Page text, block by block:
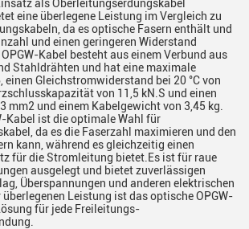
als Oberleitungserdungskabel
eine überlegene Leistung im Vergleich zu
da es optische Fasern enthält und
und einen geringeren Widerstand
Kabel besteht aus einem Verbund aus
Stahldrähten und hat eine maximale
einen Gleichstromwiderstand bei 20 °C von
von 11,5 kN.S und einen
mm2 und einem Kabelgewicht von 3,45 kg.
Kabel ist die optimale Wahl für
da es die Faserzahl maximieren und den
kann, während es gleichzeitig einen
für die Stromleitung bietet.Es ist für raue
ausgelegt und bietet zuverlässigen
Überspannungen und anderen elektrischen
Leistung ist das optische OPGW-
für jede Freileitungs-